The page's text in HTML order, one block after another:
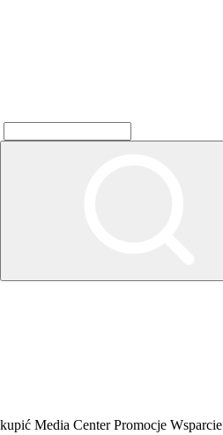
kupić Media CenterPromocje Wsparcie